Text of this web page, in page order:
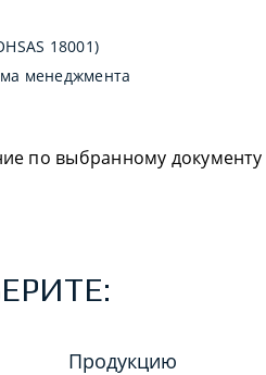
18001)
менеджмента
по выбранному документу
Продукцию